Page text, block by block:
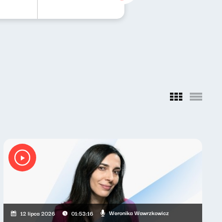
12 lipca 2026 01:53:16 Weronika Wawrzkowicz